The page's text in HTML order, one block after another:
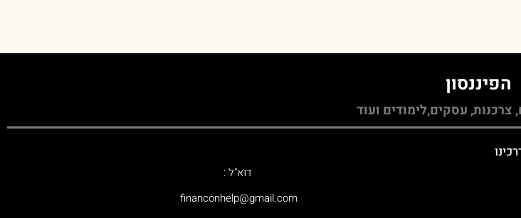
הפיננסון
צרכנות, עסקים,לימודים ועוד
דוא"ל :
‫financonhelp@gmail.com‬